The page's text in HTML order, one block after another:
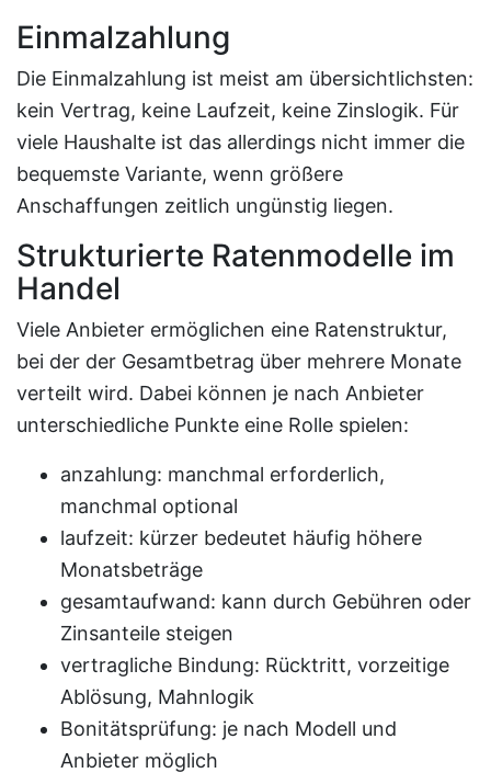
Einmalzahlung
Die Einmalzahlung ist meist am übersichtlichsten:
kein Vertrag, keine Laufzeit, keine Zinslogik. Für
viele Haushalte ist das allerdings nicht immer die
bequemste Variante, wenn größere
Anschaffungen zeitlich ungünstig liegen.
Strukturierte Ratenmodelle im
Handel
Viele Anbieter ermöglichen eine Ratenstruktur,
bei der der Gesamtbetrag über mehrere Monate
verteilt wird. Dabei können je nach Anbieter
unterschiedliche Punkte eine Rolle spielen:
anzahlung: manchmal erforderlich,
manchmal optional
laufzeit: kürzer bedeutet häufig höhere
Monatsbeträge
gesamtaufwand: kann durch Gebühren oder
Zinsanteile steigen
vertragliche Bindung: Rücktritt, vorzeitige
Ablösung, Mahnlogik
Bonitätsprüfung: je nach Modell und
Anbieter möglich